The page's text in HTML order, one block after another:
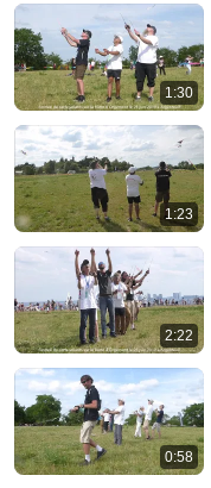
1:30
1:23
2:22
0:58